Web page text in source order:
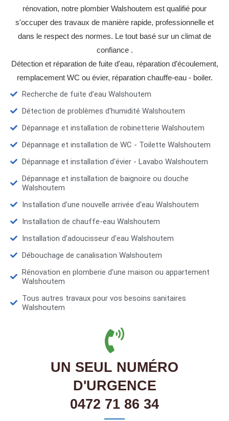
rénovation, notre plombier Walshoutem est qualifié pour
s'occuper des travaux de manière rapide, professionnelle et
dans le respect des normes. Le tout basé sur un climat de
confiance .
Détection et réparation de fuite d'eau, réparation d’écoulement,
remplacement WC ou évier, réparation chauffe-eau - boiler.
Recherche de fuite d’eau Walshoutem
Détection de problèmes d'humidité Walshoutem
Dépannage et installation de robinetterie Walshoutem
Dépannage et installation de WC - Toilette Walshoutem
Dépannage et installation d'évier - Lavabo Walshoutem
Dépannage et installation de baignoire ou douche
Walshoutem
Installation d'une nouvelle arrivée d'eau Walshoutem
Installation de chauffe-eau Walshoutem
Installation d’adoucisseur d'eau Walshoutem
Débouchage de canalisation Walshoutem
Rénovation en plomberie d'une maison ou appartement
Walshoutem
Tous autres travaux pour vos besoins sanitaires
Walshoutem
UN SEUL NUMÉRO
D'URGENCE
0472 71 86 34